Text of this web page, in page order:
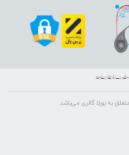
به بورلا گالری می‌باشد.
: بارمان تیم